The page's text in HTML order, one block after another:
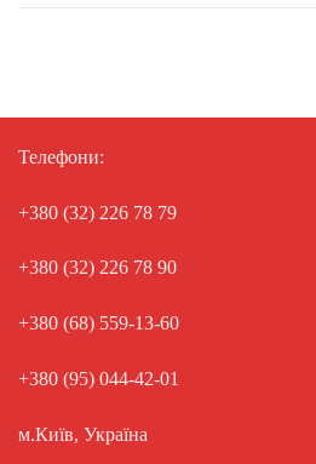
Телефони:
+380 (32) 226 78 79
+380 (32) 226 78 90
+380 (68) 559-13-60
+380 (95) 044-42-01
м.Київ, Україна